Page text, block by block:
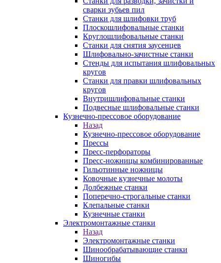
сварки зубьев пил
Станки для шлифовки труб
Плоскошлифовальные станки
Круглошлифовальные станки
Станки для снятия заусенцев
Шлифовально-зачистные станки
Стенды для испытания шлифовальных
кругов
Станки для правки шлифовальных
кругов
Внутришлифовальные станки
Подвесные шлифовальные станки
Кузнечно-прессовое оборудование
Назад
Кузнечно-прессовое оборудование
Прессы
Пресс-перфораторы
Пресс-ножницы комбинированные
Гильотинные ножницы
Ковочные кузнечные молоты
Долбежные станки
Поперечно-строгальные станки
Клепальные станки
Кузнечные станки
Электромонтажные станки
Назад
Электромонтажные станки
Шинообрабатывающие станки
Шиногибы